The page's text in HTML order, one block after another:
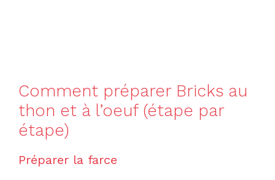
Comment préparer Bricks au
thon et à l’oeuf (étape par
étape)
Préparer la farce